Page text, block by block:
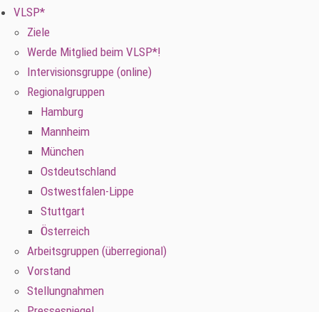
VLSP*
Ziele
Werde Mitglied beim VLSP*!
Intervisionsgruppe (online)
Regionalgruppen
Hamburg
Mannheim
München
Ostdeutschland
Ostwestfalen-Lippe
Stuttgart
Österreich
Arbeitsgruppen (überregional)
Vorstand
Stellungnahmen